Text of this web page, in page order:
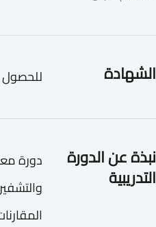
الشهادة للحصول
نبذة عن الدورة
التدريبية